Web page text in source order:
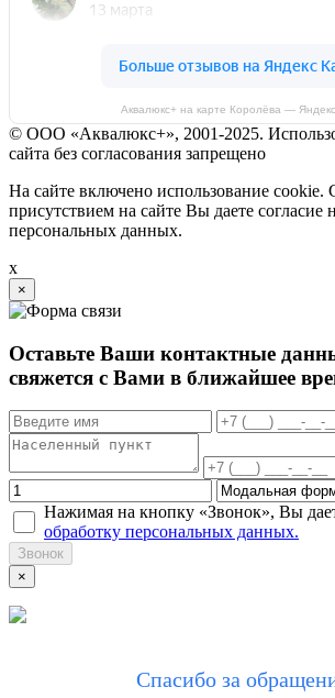
Аквалюкс+ на карте Королёва —
© ООО «Аквалюкс+», 2001-2025.
сайта без согласования запрещено
На сайте включено использование cookie.
присутствием на сайте Вы даете согласие
персональных данных.
x
×
Оставьте Ваши контактные
свяжется с Вами в ближайшее
Нажимая на кнопку «Звонок», Вы
обработку персональных данных.
Звонок
×
Спасибо за